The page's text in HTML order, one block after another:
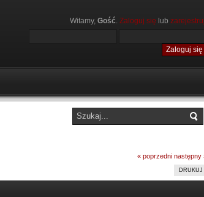
Witamy, Gość. Zaloguj się lub zarejestruj
« poprzedni następny
DRUKUJ